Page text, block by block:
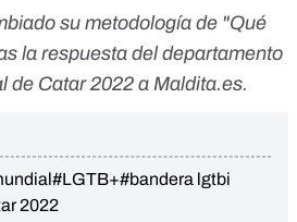
su metodología de "Qué
la respuesta del departamento
de Catar 2022 a Maldita.es.
#LGTB+#bandera lgtbi
2022